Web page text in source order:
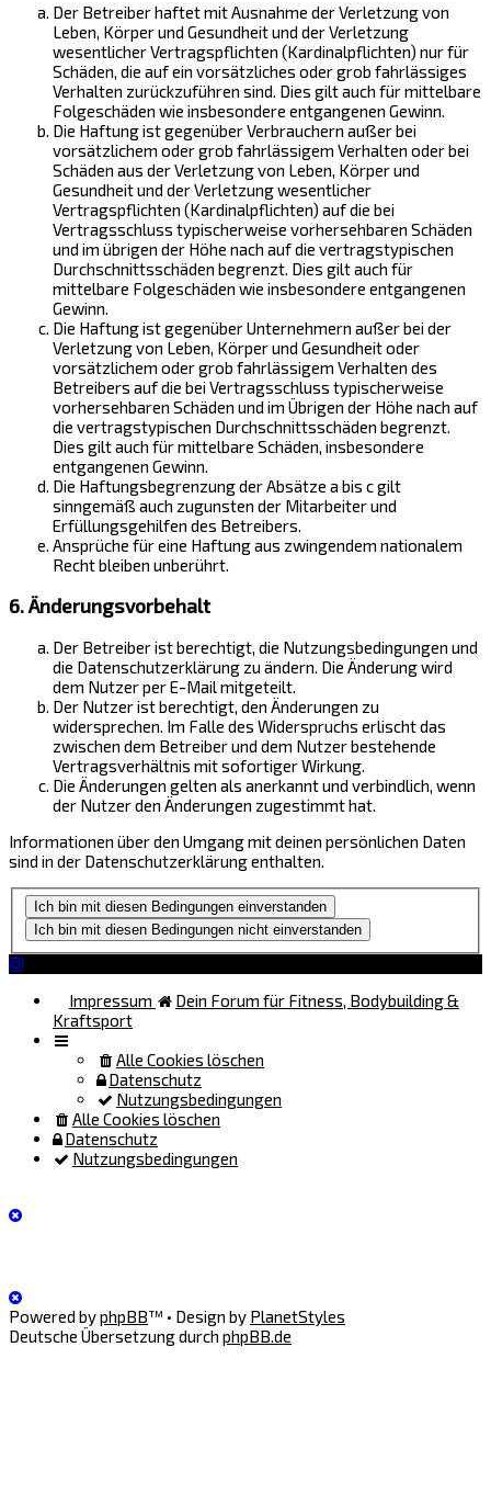
Der Betreiber haftet mit Ausnahme der Verletzung von
Leben, Körper und Gesundheit und der Verletzung
wesentlicher Vertragspflichten (Kardinalpflichten) nur für
Schäden, die auf ein vorsätzliches oder grob fahrlässiges
Verhalten zurückzuführen sind. Dies gilt auch für mittelbare
Folgeschäden wie insbesondere entgangenen Gewinn.
Die Haftung ist gegenüber Verbrauchern außer bei
vorsätzlichem oder grob fahrlässigem Verhalten oder bei
Schäden aus der Verletzung von Leben, Körper und
Gesundheit und der Verletzung wesentlicher
Vertragspflichten (Kardinalpflichten) auf die bei
Vertragsschluss typischerweise vorhersehbaren Schäden
und im übrigen der Höhe nach auf die vertragstypischen
Durchschnittsschäden begrenzt. Dies gilt auch für
mittelbare Folgeschäden wie insbesondere entgangenen
Gewinn.
Die Haftung ist gegenüber Unternehmern außer bei der
Verletzung von Leben, Körper und Gesundheit oder
vorsätzlichem oder grob fahrlässigem Verhalten des
Betreibers auf die bei Vertragsschluss typischerweise
vorhersehbaren Schäden und im Übrigen der Höhe nach auf
die vertragstypischen Durchschnittsschäden begrenzt.
Dies gilt auch für mittelbare Schäden, insbesondere
entgangenen Gewinn.
Die Haftungsbegrenzung der Absätze a bis c gilt
sinngemäß auch zugunsten der Mitarbeiter und
Erfüllungsgehilfen des Betreibers.
Ansprüche für eine Haftung aus zwingendem nationalem
Recht bleiben unberührt.
6. Änderungsvorbehalt
Der Betreiber ist berechtigt, die Nutzungsbedingungen und
die Datenschutzerklärung zu ändern. Die Änderung wird
dem Nutzer per E-Mail mitgeteilt.
Der Nutzer ist berechtigt, den Änderungen zu
widersprechen. Im Falle des Widerspruchs erlischt das
zwischen dem Betreiber und dem Nutzer bestehende
Vertragsverhältnis mit sofortiger Wirkung.
Die Änderungen gelten als anerkannt und verbindlich, wenn
der Nutzer den Änderungen zugestimmt hat.
Informationen über den Umgang mit deinen persönlichen Daten
sind in der Datenschutzerklärung enthalten.
Impressum
Dein Forum für Fitness, Bodybuilding &
Kraftsport
Alle Cookies löschen
Datenschutz
Nutzungsbedingungen
Alle Cookies löschen
Datenschutz
Nutzungsbedingungen
Powered byphpBB™ • Design by PlanetStyles
Deutsche Übersetzung durch phpBB.de